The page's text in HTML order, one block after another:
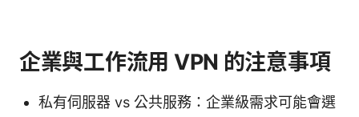
企業與工作流用 VPN 的注意事項
私有伺服器 vs 公共服務：企業級需求可能會選